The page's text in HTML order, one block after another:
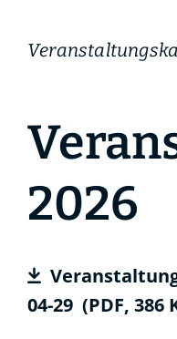
2026
04-29 (PDF, 386